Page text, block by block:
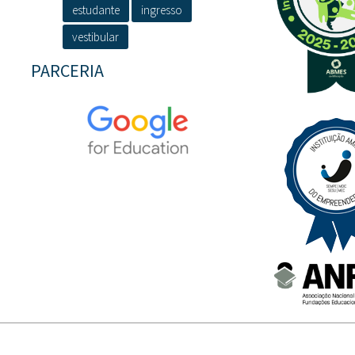
estudante
ingresso
vestibular
PARCERIA